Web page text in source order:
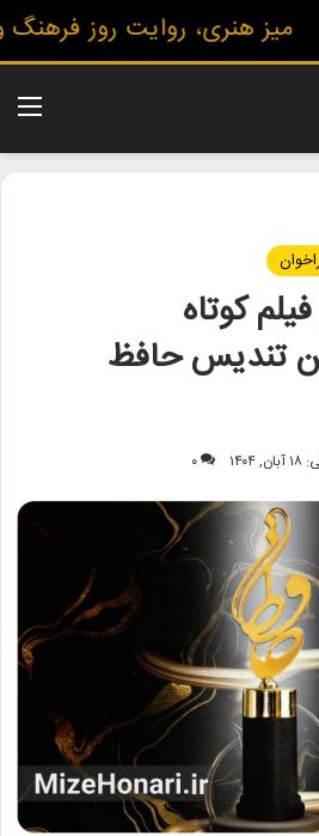
میز هنری، روایت روز فرهنگ
کوتاه
تندیس حافظ
۰